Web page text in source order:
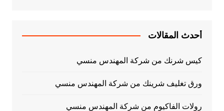
أحدث المقالات
كيس شرنك من شركة المهندس منسي
ورق تغليف شرينك من شركة المهندس منسي
رولات الفاكيوم من شركة المهندس منسي